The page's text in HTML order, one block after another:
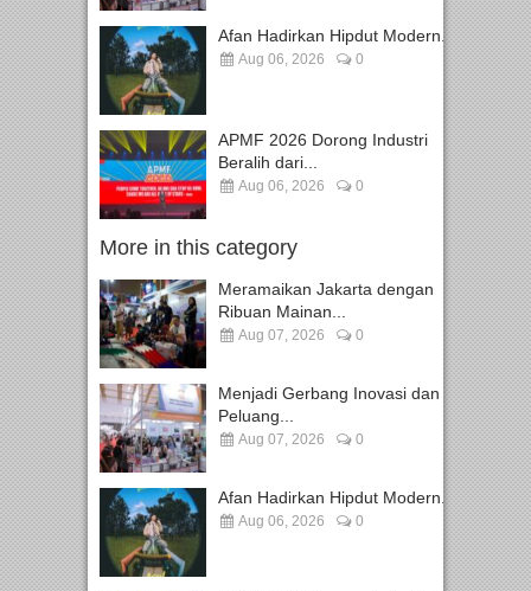
Afan Hadirkan Hipdut Modern...
Aug 06, 2026 0
APMF 2026 Dorong Industri
Beralih dari...
Aug 06, 2026 0
More in this category
Meramaikan Jakarta dengan
Ribuan Mainan...
Aug 07, 2026 0
Menjadi Gerbang Inovasi dan
Peluang...
Aug 07, 2026 0
Afan Hadirkan Hipdut Modern...
Aug 06, 2026 0